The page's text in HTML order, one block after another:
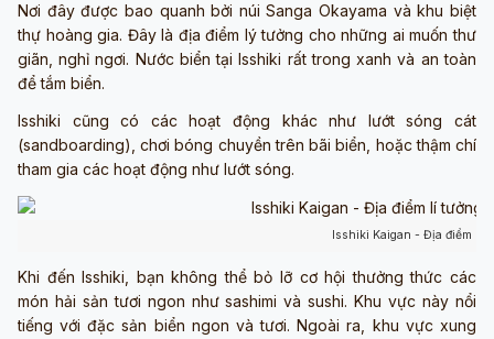
Nơi đây được bao quanh bởi núi Sanga Okayama và khu biệt
thự hoàng gia. Đây là địa điểm lý tưởng cho những ai muốn thư
giãn, nghỉ ngơi. Nước biển tại Isshiki rất trong xanh và an toàn
để tắm biển.
Isshiki cũng có các hoạt động khác như lướt sóng cát
(sandboarding), chơi bóng chuyền trên bãi biển, hoặc thậm chí
tham gia các hoạt động như lướt sóng.
Isshiki Kaigan - Địa điểm lí
Khi đến Isshiki, bạn không thể bỏ lỡ cơ hội thưởng thức các
món hải sản tươi ngon như sashimi và sushi. Khu vực này nổi
tiếng với đặc sản biển ngon và tươi. Ngoài ra, khu vực xung